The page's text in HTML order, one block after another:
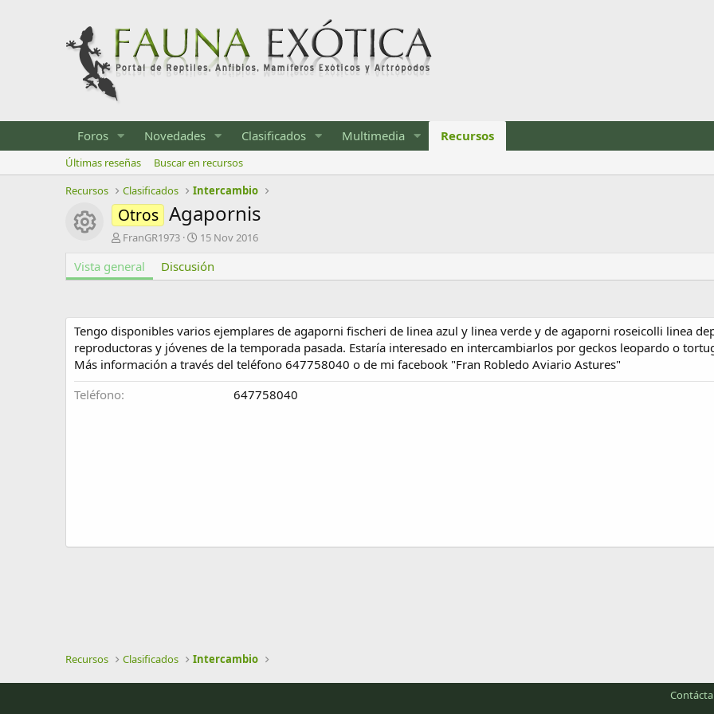
Foros Novedades Clasificados Multimedia Recursos
Últimas reseñas
Buscar en recursos
Recursos
Clasificados Intercambio
Icono del recurso
Otros Agapornis
A
t
o
FranGR1973
F
c
h
c
r
e
a
15 Nov 2016
Vista general Discusión
Tengo disponibles varios ejemplares de agaporni fischeri de linea azul y linea verde y de agaporni roseicolli linea
reproductoras y jóvenes de la temporada pasada. Estaría interesado en intercambiarlos por geckos leopardo o
Más información a través del teléfono 647758040 o de mi facebook "Fran Robledo Aviario Astures"
Teléfono
647758040
Recursos Clasificados Intercambio